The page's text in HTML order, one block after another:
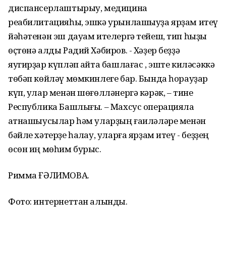
диспансерлаштырыу, медицина
реабилитацияһы, эшкә урынлашыуҙа ярҙам итеү
йәһәтенән эш дауам ителергә тейеш, тип һыҙыҡ
өҫтөнә алды Радий Хәбиров. - Хәҙер беҙҙә
яугирҙар күпләп ҡайта башлағас , эште киләсәккә
төбәп көйләү мөмкинлеге бар. Бында һорауҙар
күп, улар менән шөғөлләнергә кәрәк, – тине
Республика Башлығы. – Махсус операцияла
ҡатнашыусылар һәм уларҙың ғаиләләре менән
бәйле хәтерҙе һаҡлау, уларға ярҙам итеү - беҙҙең
өсөн иң мөһим бурыс.
Римма ҒӘЛИМОВА.
Фото: интернеттан алынды.